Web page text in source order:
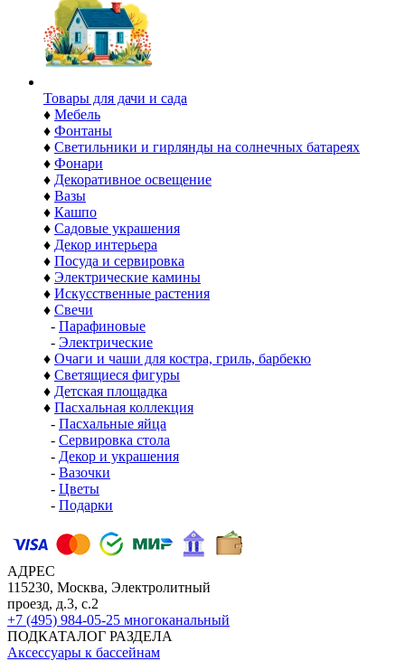
Товары для дачи и сада
♦ Мебель
♦ Фонтаны
♦ Светильники и гирлянды на солнечных батареях
♦ Фонари
♦ Декоративное освещение
♦ Вазы
♦ Кашпо
♦ Садовые украшения
♦ Декор интерьера
♦ Посуда и сервировка
♦ Электрические камины
♦ Искусственные растения
♦ Свечи
- Парафиновые
- Электрические
♦ Очаги и чаши для костра, гриль, барбекю
♦ Светящиеся фигуры
♦ Детская площадка
♦ Пасхальная коллекция
- Пасхальные яйца
- Сервировка стола
- Декор и украшения
- Вазочки
- Цветы
- Подарки
АДРЕС
115230, Москва, Электролитный
проезд, д.3, с.2
+7 (495) 984-05-25 многоканальный
ПОДКАТАЛОГ РАЗДЕЛА
Аксессуары к бассейнам